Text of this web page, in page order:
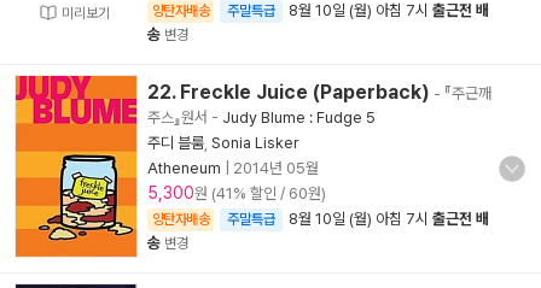
미리보기 양탄자배송 주말특급 8월 10일 (월) 아침 7시 출근전 배
송 변경
22. Freckle Juice (Paperback) - 『주근깨
주스』원서 - Judy Blume : Fudge 5
주디 블룸 Sonia Lisker
Atheneum
2014년 05월
5,300원 (41% 할인 / 60원)
양탄자배송 주말특급 8월 10일 (월) 아침 7시 출근전 배
송 변경